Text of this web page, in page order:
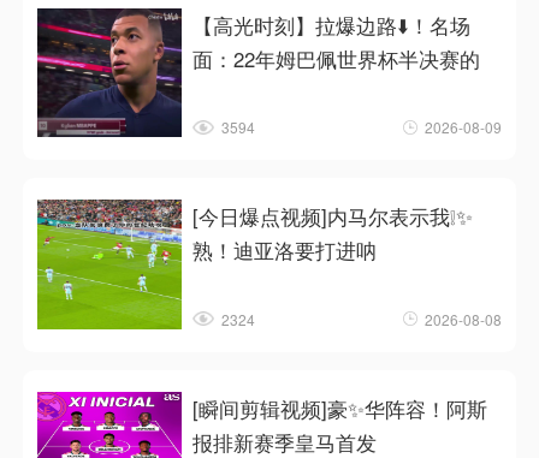
【高光时刻】拉爆边路⬇️！名场
面：22年姆巴佩世界杯半决赛的
3594 2026-08-09
[今日爆点视频]内马尔表示我❕✨
熟！迪亚洛要打进呐
2324 2026-08-08
[瞬间剪辑视频]豪✨华阵容！阿斯
报排新赛季皇马首发